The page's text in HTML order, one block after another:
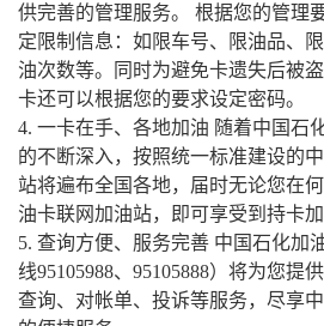
供完善的管理服务。 根据您的管理
定限制信息：如限车号、限油品、
油次数等。同时为避免卡遗失后被
卡还可以根据您的要求设定密码。
4. 一卡在手、各地加油 随着中国石
的不断深入，按照统一标准建设的
站将遍布全国各地，届时无论您在
油卡联网加油站，即可享受到持卡
5. 查询方便、服务完善 中国石化加
线95105988、95105888）将为您提
查询、对帐单、投诉等服务，尽享